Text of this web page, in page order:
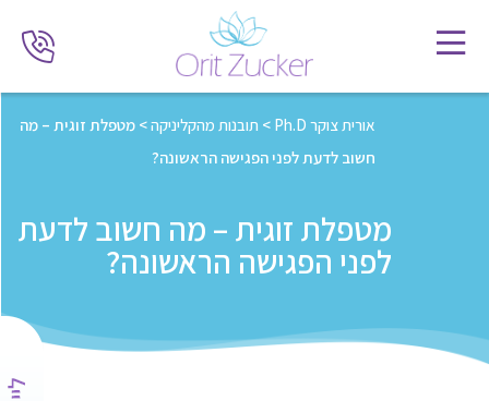
אורית צוקר Ph.D > תובנות מהקליניקה>מטפלת זוגית – מה
חשוב לדעת לפני הפגישה הראשונה?
מטפלת זוגית – מה חשוב לדעת
לפני הפגישה הראשונה?